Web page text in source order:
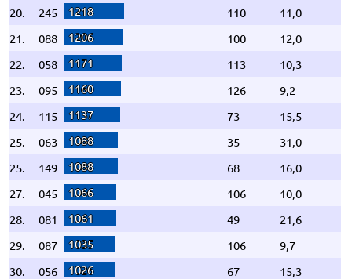
20.
245 1218 110
11,0
21.
088 1206 100
12,0
22.
058 1171 113
10,3
23.
095 1160 126
9,2
24.
115 1137 73
15,5
25.
063 1088 35
31,0
25.
149 1088 68
16,0
27.
045 1066 106
10,0
28.
081 1061 49
21,6
29.
087 1035 106
9,7
30.
056 1026 67
15,3